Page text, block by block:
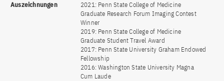
Auszeichnungen
2021: Penn State College of Medicine
Graduate Research Forum Imaging Contest
Winner
2019: Penn State College of Medicine
Graduate Student Travel Award
2017: Penn State University Graham Endowed
Fellowship
2016: Washington State University Magna
Cum Laude